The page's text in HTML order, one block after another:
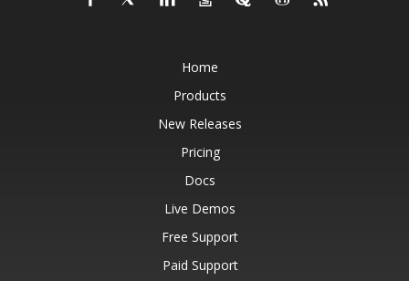
Home
Products
New Releases
Pricing
Docs
Live Demos
Free Support
Paid Support